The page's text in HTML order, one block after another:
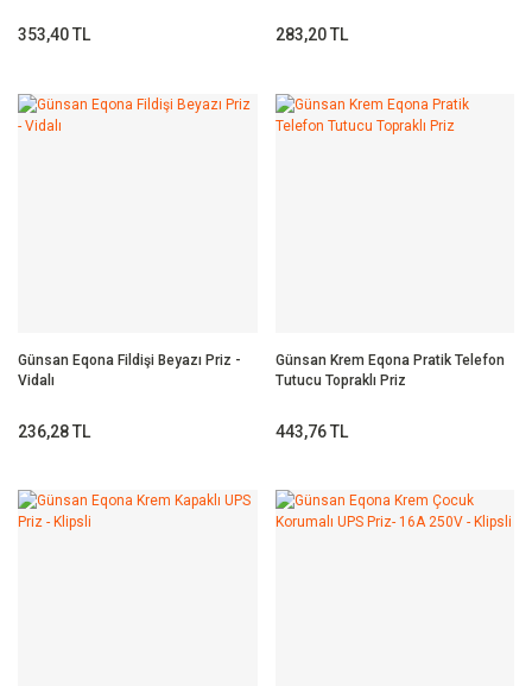
353,40 TL 283,20 TL
Günsan Eqona Fildişi Beyazı Priz -
Vidalı
236,28 TL
Günsan Krem Eqona Pratik Telefon
Tutucu Topraklı Priz
443,76 TL